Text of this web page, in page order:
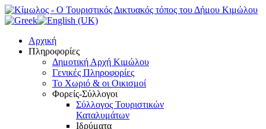
Αρχική
Πληροφορίες
Δημοτική Αρχή Κιμώλου
Γενικές Πληροφορίες
Το Xωριό & οι Οικισμοί
Φορείς-Σύλλογοι
Σύλλογος Τουριστικών
Καταλυμάτων
Ιδρύματα